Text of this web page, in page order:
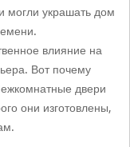
могли украшать дом
влияние на
Вот почему
двери
они изготовлены,